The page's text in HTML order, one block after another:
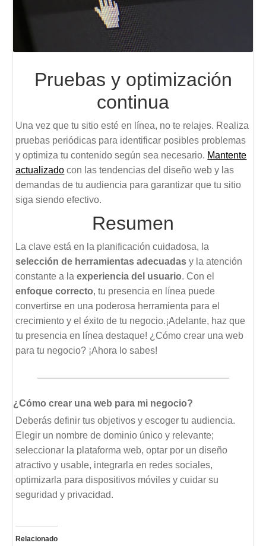
Pruebas y optimización
continua
Una vez que tu sitio esté en línea, no te relajes. Realiza
pruebas periódicas para identificar posibles problemas
y optimiza tu contenido según sea necesario. Mantente
actualizado con las tendencias del diseño web y las
demandas de tu audiencia para garantizar que tu sitio
siga siendo efectivo.
Resumen
La clave está en la planificación cuidadosa, la
selección de herramientas adecuadas y la atención
constante a laexperiencia del usuario. Con el
enfoque correcto, tu presencia en línea puede
convertirse en una poderosa herramienta para el
crecimiento y el éxito de tu negocio.¡Adelante, haz que
tu presencia en línea destaque! ¿Cómo crear una web
para tu negocio? ¡Ahora lo sabes!
¿Cómo crear una web para mi negocio?
Deberás definir tus objetivos y escoger tu audiencia.
Elegir un nombre de dominio único y relevante;
seleccionar la plataforma web, optar por un diseño
atractivo y usable, integrarla en redes sociales,
optimizarla para dispositivos móviles y cuidar su
seguridad y privacidad.
Relacionado